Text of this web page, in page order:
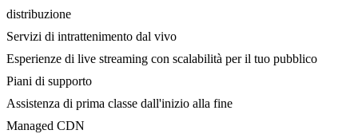
distribuzione
Servizi di intrattenimento dal vivo
Esperienze di live streaming con scalabilità per il tuo pubblico
Piani di supporto
Assistenza di prima classe dall'inizio alla fine
Managed CDN